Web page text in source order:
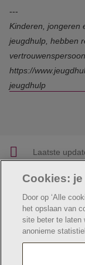
---
Kinderen, jongeren
jeugdhulp, hebben
https://
jeugdhulp
Laatste
© Jeugdzorg
Cookie verklaring
Cookies:
Door op ‘Alle
het opslaan van
site beter te laten
anonieme